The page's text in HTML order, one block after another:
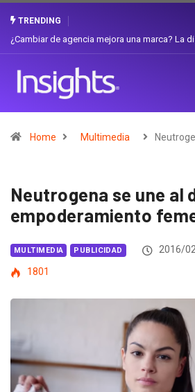
TRENDING
Gabriela Herrera y el arte de cambiarse el
Home Multimedia
Neutrogena se une al
empoderamiento
MULTIMEDIA PUBLICIDAD 2016/
1801